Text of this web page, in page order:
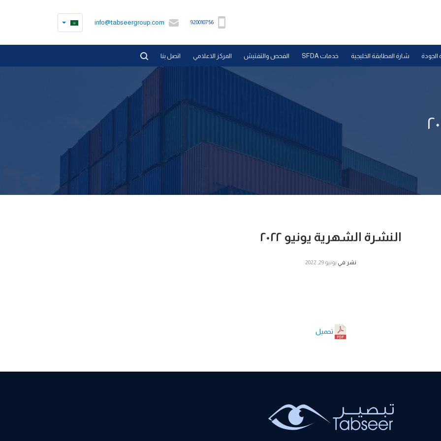
920010756
info@tabseergroup.com
الجودة شارة المطابقة الخليجية خدمات SFDA الفحص والتفتيش المركز الاعلامي اتصل بنا
النشرة الشهرية يونيو ٢٠٢٢
نشر في يونيو 29, 2022
تحميل